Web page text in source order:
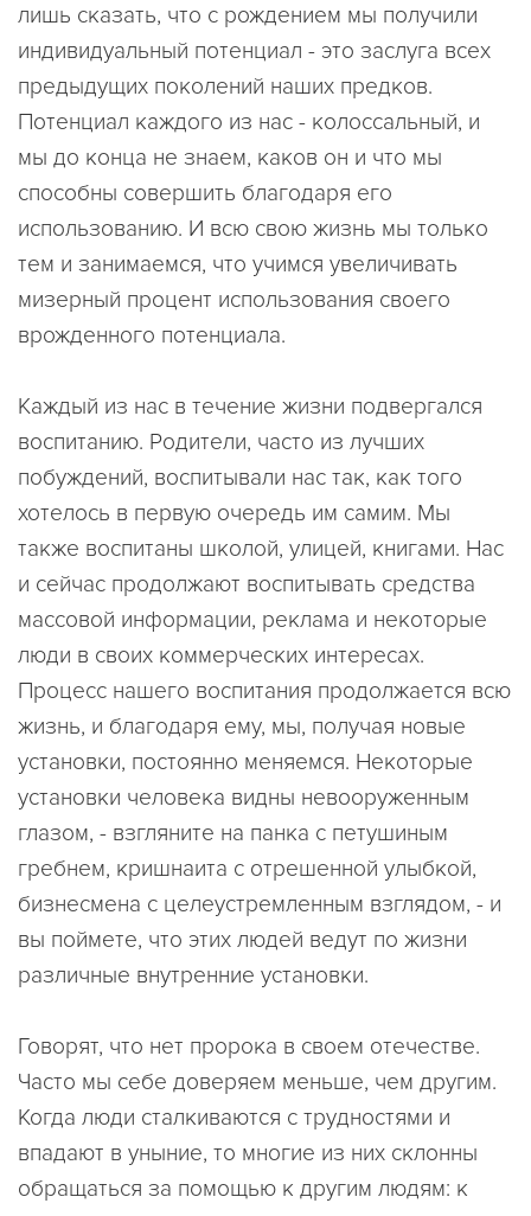
лишь сказать, что с рождением мы получили
индивидуальный потенциал - это заслуга всех
предыдущих поколений наших предков.
Потенциал каждого из нас - колоссальный, и
мы до конца не знаем, каков он и что мы
способны совершить благодаря его
использованию. И всю свою жизнь мы только
тем и занимаемся, что учимся увеличивать
мизерный процент использования своего
врожденного потенциала.
Каждый из нас в течение жизни подвергался
воспитанию. Родители, часто из лучших
побуждений, воспитывали нас так, как того
хотелось в первую очередь им самим. Мы
также воспитаны школой, улицей, книгами. Нас
и сейчас продолжают воспитывать средства
массовой информации, реклама и некоторые
люди в своих коммерческих интересах.
Процесс нашего воспитания продолжается всю
жизнь, и благодаря ему, мы, получая новые
установки, постоянно меняемся. Некоторые
установки человека видны невооруженным
глазом, - взгляните на панка с петушиным
гребнем, кришнаита с отрешенной улыбкой,
бизнесмена с целеустремленным взглядом, - и
вы поймете, что этих людей ведут по жизни
различные внутренние установки.
Говорят, что нет пророка в своем отечестве.
Часто мы себе доверяем меньше, чем другим.
Когда люди сталкиваются с трудностями и
впадают в уныние, то многие из них склонны
обращаться за помощью к другим людям: к